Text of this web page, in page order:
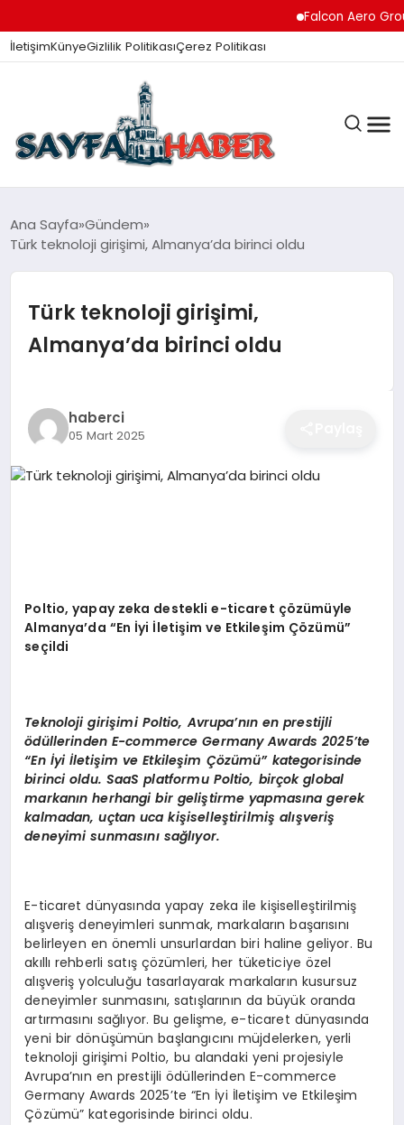
Falcon Aero Group,
İletişimKünyeGizlilik PolitikasıÇerez Politikası
ANA SAYFA
İZMIR HABERLERI
EĞITIM
SPOR
DIĞER
Ana Sayfa Gündem
Türk teknoloji girişimi, Almanya’da birinci oldu
Türk teknoloji girişimi,
Almanya’da birinci oldu
haberci
05 Mart 2025
Poltio, yapay zeka destekli e-ticaret çözümüyle
Almanya’da “En İyi İletişim ve Etkileşim Çözümü”
seçildi
Teknoloji girişimi Poltio, Avrupa’nın en prestijli
ödüllerinden E-commerce Germany Awards 2025’te
“En İyi İletişim ve Etkileşim Çözümü” kategorisinde
birinci oldu. SaaS platformu Poltio, birçok global
markanın herhangi bir geliştirme yapmasına gerek
kalmadan, uçtan uca kişiselleştirilmişalışveriş
deneyimi sunmasını sağlıyor.
E-ticaret dünyasında yapay zeka ile kişiselleştirilmiş
alışveriş deneyimleri sunmak, markaların başarısını
belirleyen en önemli unsurlardan biri haline geliyor. Bu
akıllı rehberli satış çözümleri, her tüketiciye özel
alışveriş yolculuğu tasarlayarak markaların kusursuz
deneyimler sunmasını, satışlarının da büyük oranda
artırmasını sağlıyor. Bu gelişme, e-ticaret dünyasında
yeni bir dönüşümün başlangıcını müjdelerken, yerli
teknoloji girişimi Poltio, bu alandaki yeni projesiyle
Avrupa’nın en prestijli ödüllerinden E-commerce
Germany Awards 2025’te “En İyi İletişim ve Etkileşim
Çözümü” kategorisinde birinci oldu.